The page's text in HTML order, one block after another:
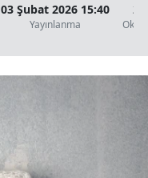
03 Şubat 2026 15:40
Yayınlanma
2